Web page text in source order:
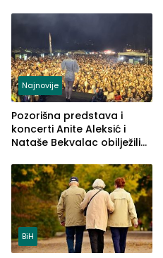
Najnovije
Pozorišna predstava i
koncerti Anite Aleksić i
Nataše Bekvalac obilježili
ljeta (FOTO)
BiH